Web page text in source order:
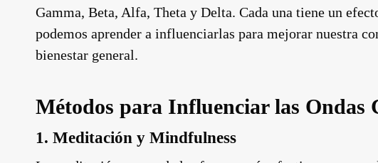
Gamma, Beta, Alfa, Theta y Delta. Cada una tiene un
podemos aprender a influenciarlas para mejorar nuestra
bienestar general.
Métodos para Influenciar las Ondas
1. Meditación y Mindfulness